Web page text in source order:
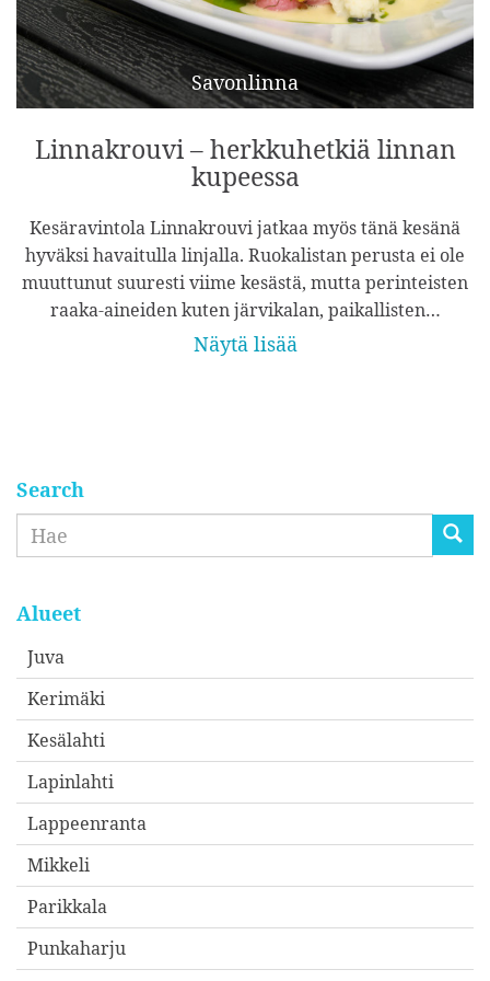
Savonlinna
Linnakrouvi – herkkuhetkiä linnan
kupeessa
Kesäravintola Linnakrouvi jatkaa myös tänä kesänä
hyväksi havaitulla linjalla. Ruokalistan perusta ei ole
muuttunut suuresti viime kesästä, mutta perinteisten
raaka-aineiden kuten järvikalan, paikallisten…
Näytä lisää
Search
Etsi
Alueet
Juva
Kerimäki
Kesälahti
Lapinlahti
Lappeenranta
Mikkeli
Parikkala
Punkaharju